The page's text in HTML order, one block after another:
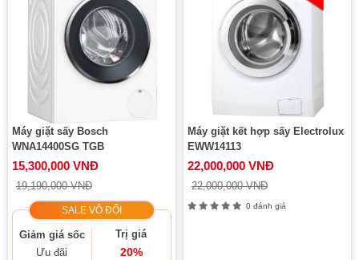
Máy giặt sấy Bosch
WNA14400SG TGB
15,300,000 VNĐ
19,190,000 VNĐ
SALE VÔ ĐỐI
Giảm giá sốc
Ưu đãi
Trị giá
20%
Máy giặt kết hợp sấy Electrolux
EWW14113
22,000,000 VNĐ
22,000,000 VNĐ
0 đánh giá